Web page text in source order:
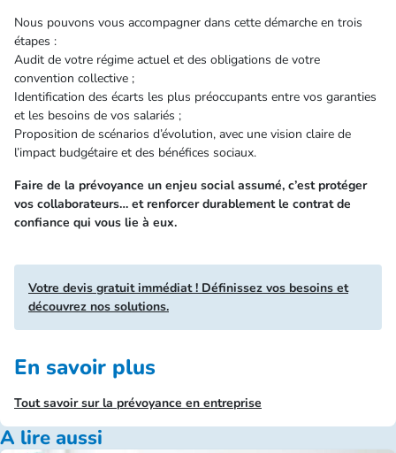
Nous pouvons vous accompagner dans cette démarche en trois
étapes :
Audit de votre régime actuel et des obligations de votre
convention collective ;
Identification des écarts les plus préoccupants entre vos garanties
et les besoins de vos salariés ;
Proposition de scénarios d’évolution, avec une vision claire de
l’impact budgétaire et des bénéfices sociaux.
Faire de la prévoyance un enjeu social assumé, c’est protéger
vos collaborateurs… et renforcer durablement le contrat de
confiance qui vous lie à eux.
Votre devis gratuit immédiat ! Définissez vos besoins et
découvrez nos solutions.
En savoir plus
Tout savoir sur la prévoyance en entreprise
A lire aussi